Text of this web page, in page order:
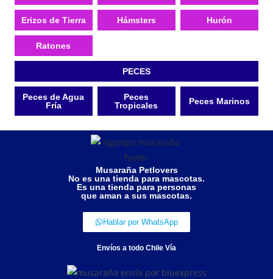
Erizos de Tierra Hámsters Hurón
Ratones
PECES
Peces de Agua
Fría
Peces
Tropicales
Peces Marinos
Musaraña Petlovers
No es una tienda para mascotas.
Es una tienda para personas
que aman a sus mascotas.
Hablar por WhatsApp
Envíos a todo Chile Vía